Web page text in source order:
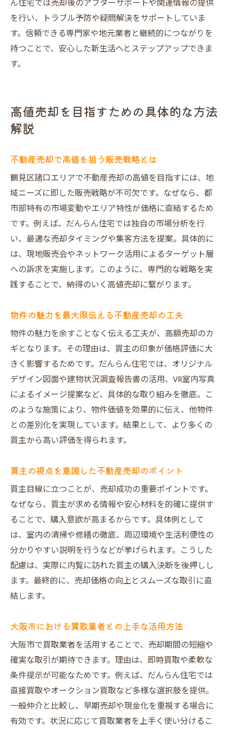
ん住宅では売却後のアフターサポートや関連情報の提供
を行い、トラブル予防や疑問解決をサポートしていま
す。信頼できる専門家や地元業者と継続的につながりを
持つことで、安心した新生活へとステップアップできま
す。
高値売却を目指すための具体的な方法
解説
不動産売却で高値を狙う販売戦略とは
鶴見区諸口エリアで不動産売却の高値を目指すには、地
域ニーズに即した販売戦略が不可欠です。なぜなら、都
市部特有の市場変動やエリア特性が価格に直結するため
です。例えば、だんらん住宅では独自の市場分析を行
い、最適な売却タイミングや集客方法を提案。具体的に
は、現地販売会やネットワーク活用によるターゲット層
への訴求を実施します。このように、専門的な戦略を実
践することで、納得のいく高値売却に繋がります。
物件の魅力を最大限伝える不動産売却の工夫
物件の魅力を余すことなく伝える工夫が、高額売却のカ
ギとなります。その理由は、買主の印象が価格評価に大
きく影響するためです。だんらん住宅では、オリジナル
デザイン図面や建物状況調査報告書の活用、VR室内写真
によるイメージ提案など、具体的な取り組みを徹底。こ
のような施策により、物件価値を効果的に伝え、他物件
との差別化を実現しています。結果として、より多くの
買主から高い評価を得られます。
買主の視点を意識した不動産売却のポイント
買主目線に立つことが、売却成功の重要ポイントです。
なぜなら、買主が求める情報や安心材料を的確に提供す
ることで、購入意欲が高まるからです。具体例として
は、室内の清掃や修繕の徹底、周辺環境や生活利便性の
分かりやすい説明を行うなどが挙げられます。こうした
配慮は、実際に内覧に訪れた買主の購入決断を後押しし
ます。最終的に、売却価格の向上とスムーズな取引に直
結します。
大阪市における買取業者との上手な活用方法
大阪市で買取業者を活用することで、売却期間の短縮や
確実な取引が期待できます。理由は、即時買取や柔軟な
条件提示が可能なためです。例えば、だんらん住宅では
直接買取やオークション買取など多様な選択肢を提供。
一般仲介と比較し、早期売却や現金化を重視する場合に
有効です。状況に応じて買取業者を上手く使い分けるこ